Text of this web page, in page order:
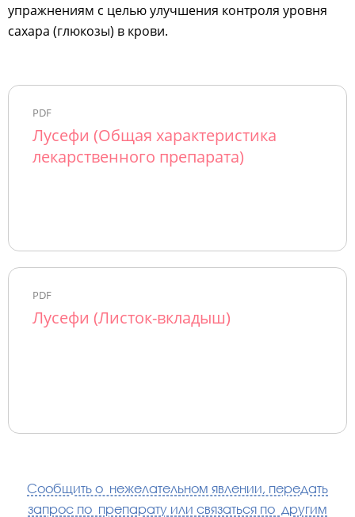
упражнениям с целью улучшения контроля уровня
сахара (глюкозы) в крови.
PDF
Лусефи (Общая характеристика
лекарственного препарата)
PDF
Лусефи (Листок-вкладыш)
Сообщить о нежелательном явлении, передать
запрос по препарату или связаться по другим